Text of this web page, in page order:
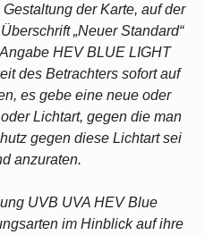
der Karte, auf der
„Neuer Standard“
HEV BLUE LIGHT
des Betrachters sofort auf
es gebe eine neue oder
Lichtart, gegen die man
gegen diese Lichtart sei
anzuraten.
UVB UVA HEV Blue
im Hinblick auf ihre